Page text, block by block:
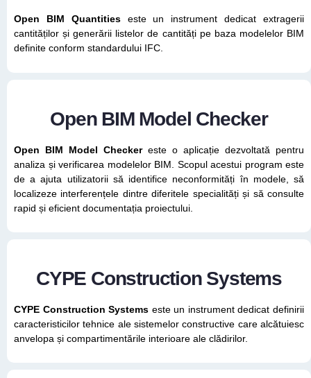
Open BIM Quantitieseste un instrument dedicat extragerii
cantităților și generării listelor de cantități pe baza modelelor BIM
definite conform standardului IFC.
Open BIM Model Checker
Open BIM Model Checkereste o aplicație dezvoltată pentru
analiza și verificarea modelelor BIM. Scopul acestui program este
de a ajuta utilizatorii să identifice neconformități în modele, să
localizeze interferențele dintre diferitele specialități și să consulte
rapid și eficient documentația proiectului.
CYPE Construction Systems
CYPE Construction Systems este un instrument dedicat definirii
caracteristicilor tehnice ale sistemelor constructive care alcătuiesc
anvelopa și compartimentările interioare ale clădirilor.